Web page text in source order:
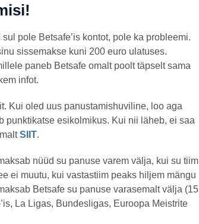
pole Betsafe’is kontot, pole ka probleemi.
sissemakse kuni 200 euro ulatuses.
paneb Betsafe omalt poolt täpselt sama
infot.
Kui oled uus panustamishuviline, loo aga
punktikatse esikolmikus. Kui nii läheb, ei saa
SIIT.
nüüd su panuse varem välja, kui su tiim
ei muutu, kui vastastiim peaks hiljem mängu
Betsafe su panuse varasemalt välja (15
La Ligas, Bundesligas, Euroopa Meistrite